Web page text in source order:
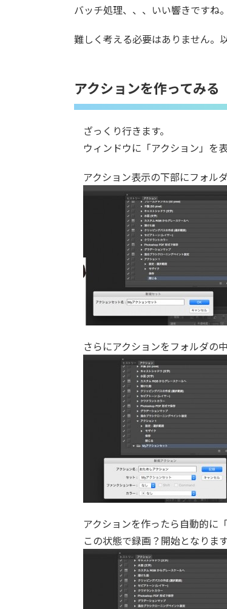
バッチ処理、、、いい響きですね
難しく考える必要はありません。
アクションを作ってみる
ざっくり行きます。
ウィンドウに「アクション」を
アクション表示の下部にフォル
さらにアクションをフォルダの
アクションを作ったら自動的に
この状態で録画？開始となります